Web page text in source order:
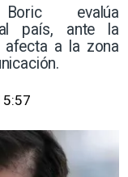
evalúa
país, ante la
a la zona